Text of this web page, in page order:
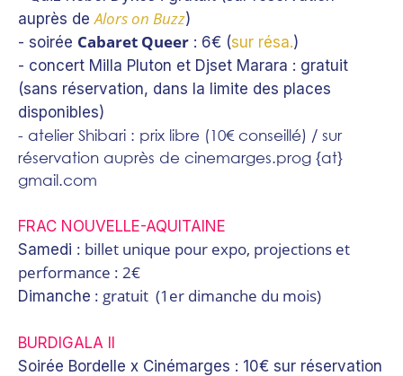
auprès deAlors on Buzz)
- soirée Cabaret Queer: 6€ (sur résa.)
- concert Milla Pluton et Djset Marara : gratuit
(sans réservation, dans la limite des places
disponibles)
- atelier Shibari : prix libre (10€ conseillé) / sur
réservation auprès de cinemarges.prog {at}
gmail.com
FRAC NOUVELLE-AQUITAINE
Samedi : billet unique pour expo, projections et
performance : 2€
Dimanche : gratuit (1er dimanche du mois)
BURDIGALA II
Soirée Bordelle x Cinémarges : 10€ sur réservation